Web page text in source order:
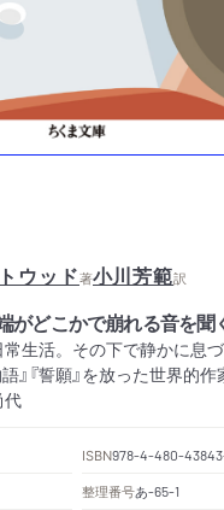
ウッド著小川芳範訳
がどこかで崩れる音を聞
生活。その下で静かに息
』『誓願』を放った世界的
ISBN978-4-480-
整理番号あ-65-1